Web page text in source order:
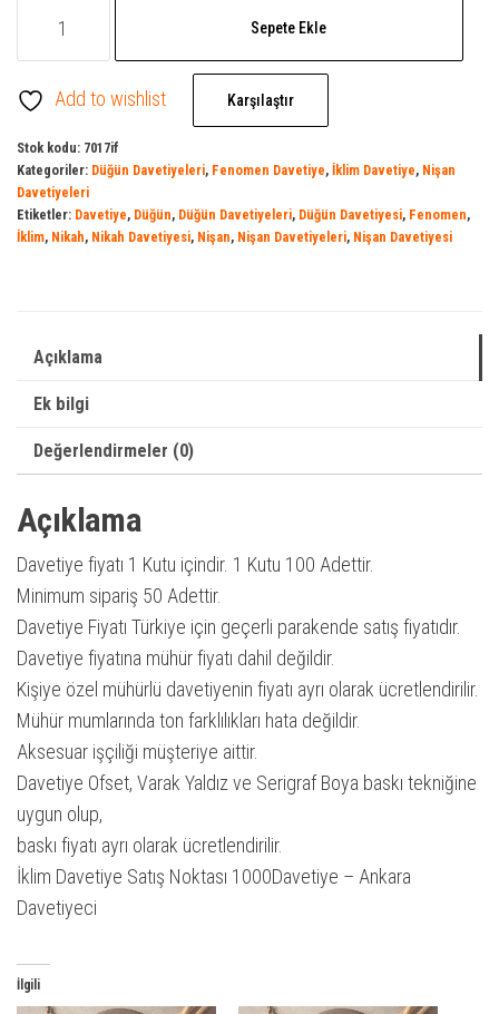
Davetiye
|
Davetiye
|
Davetiye
Sezon
Düğün
/
Nikah
/
Nişan
Davetiyesi
adet
Sepete Ekle
Add to wishlist Karşılaştır
Stok kodu: 7017if
Kategoriler: Düğün Davetiyeleri, Fenomen Davetiye, İklim Davetiye, Nişan
Davetiyeleri
Etiketler: Davetiye, Düğün, Düğün Davetiyeleri, Düğün Davetiyesi, Fenomen,
İklim, Nikah, Nikah Davetiyesi, Nişan, Nişan Davetiyeleri, Nişan Davetiyesi
Açıklama
Ek bilgi
Değerlendirmeler (0)
Açıklama
Davetiye fiyatı 1 Kutu içindir. 1 Kutu 100 Adettir.
Minimum sipariş 50 Adettir.
Davetiye Fiyatı Türkiye için geçerli parakende satış fiyatıdır.
Davetiye fiyatına mühür fiyatı dahil değildir.
Kişiye özel mühürlü davetiyenin fiyatı ayrı olarak ücretlendirilir.
Mühür mumlarında ton farklılıkları hata değildir.
Aksesuar işçiliği müşteriye aittir.
Davetiye Ofset, Varak Yaldız ve Serigraf Boya baskı tekniğine
uygun olup,
baskı fiyatı ayrı olarak ücretlendirilir.
İklim Davetiye Satış Noktası 1000Davetiye – Ankara
Davetiyeci
İlgili